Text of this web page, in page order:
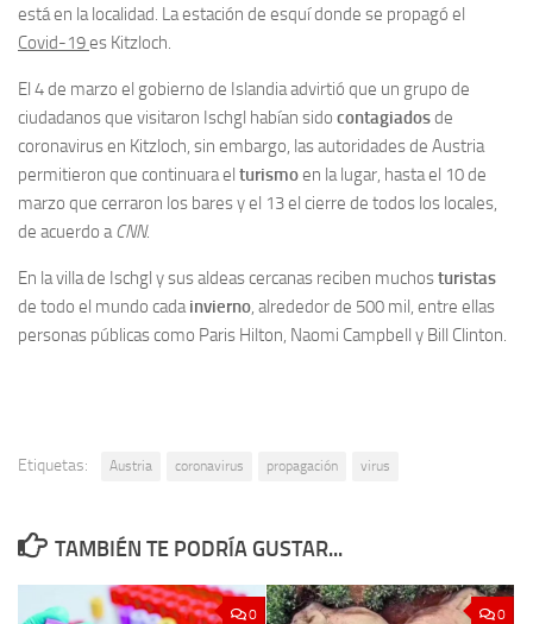
está en la localidad. La estación de esquí donde se propagó el
Covid-19es Kitzloch.
El 4 de marzo el gobierno de Islandia advirtió que un grupo de
ciudadanos que visitaron Ischgl habían sido contagiadosde
coronavirus en Kitzloch, sin embargo, las autoridades de Austria
permitieron que continuara el turismoen la lugar, hasta el 10 de
marzo que cerraron los bares y el 13 el cierre de todos los locales,
de acuerdo aCNN.
En la villa de Ischgl y sus aldeas cercanas reciben muchosturistas
de todo el mundo cadainvierno, alrededor de 500 mil, entre ellas
personas públicas como Paris Hilton, Naomi Campbell y Bill Clinton.
Etiquetas: Austria coronavirus propagación virus
TAMBIÉN TE PODRÍA GUSTAR...
0 0